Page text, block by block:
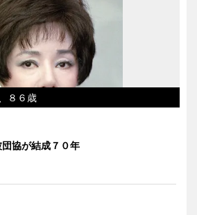
８６歳
団協が結成７０年